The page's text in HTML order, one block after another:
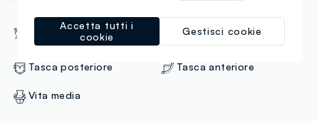
Materiale
Cotone
Tasca posteriore Tasca anteriore
Vita media
Gestisci cookie
Accetta tutti i
cookie